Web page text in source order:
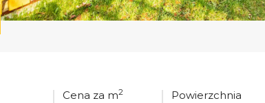
Cena za m2
Powierzchnia